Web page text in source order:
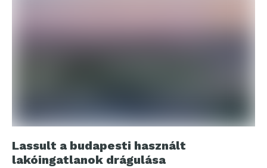
Lassult a budapesti használt
lakóingatlanok drágulása